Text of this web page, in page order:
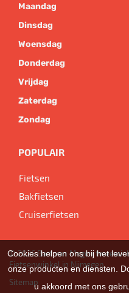
Maandag
Dinsdag
Woensdag
Donderdag
Vrijdag
Zaterdag
Zondag
POPULAIR
Fietsen
Bakfietsen
Cruiserfietsen
© 2026 Bart van Megen
Fietsenwinkel in Nijmegen
Sitemap
Cookies helpen ons bij het
onze producten en diensten.
u akkoord met ons